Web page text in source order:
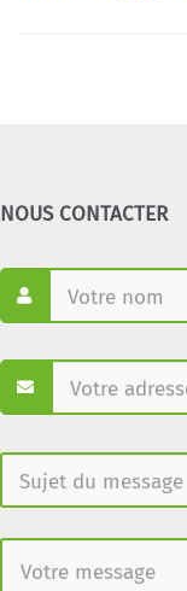
NOUS CONTACTER